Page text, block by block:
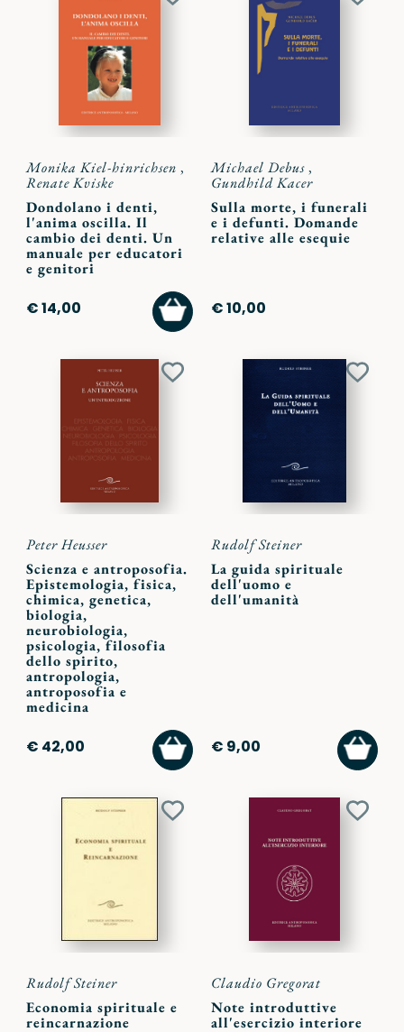
Aggiungi
Monika Kiel-hinrichsen ,
Renate Kviske
Dondolano i denti,
l'anima oscilla. Il
cambio dei denti. Un
manuale per educatori
e genitori
€ 14,00
AGGIUNGI
AL
CARRELLO
Michael Debus,
Gundhild Kacer
Sulla morte, i funerali
e i defunti. Domande
relative alle esequie
€ 10,00
Aggiungi
Peter Heusser
Scienza e antroposofia.
Epistemologia, fisica,
chimica, genetica,
biologia,
neurobiologia,
psicologia, filosofia
dello spirito,
antropologia,
antroposofia e
medicina
€ 42,00
AGGIUNGI
AL
CARRELLO
Rudolf Steiner
La guida spirituale
dell'uomo e
dell'umanità
€ 9,00
AL
Aggiungi
Rudolf Steiner
Economia spirituale e
reincarnazione
Claudio Gregorat
Note introduttive
all'esercizio interiore